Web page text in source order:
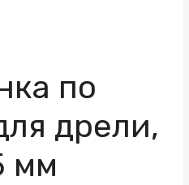
по
дрели,
мм